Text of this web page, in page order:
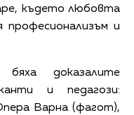
където любовта
професионализъм и
доказалите
и педагози:
Варна (фагот),